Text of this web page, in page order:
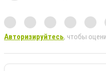
Авторизируйтесь, чтобы